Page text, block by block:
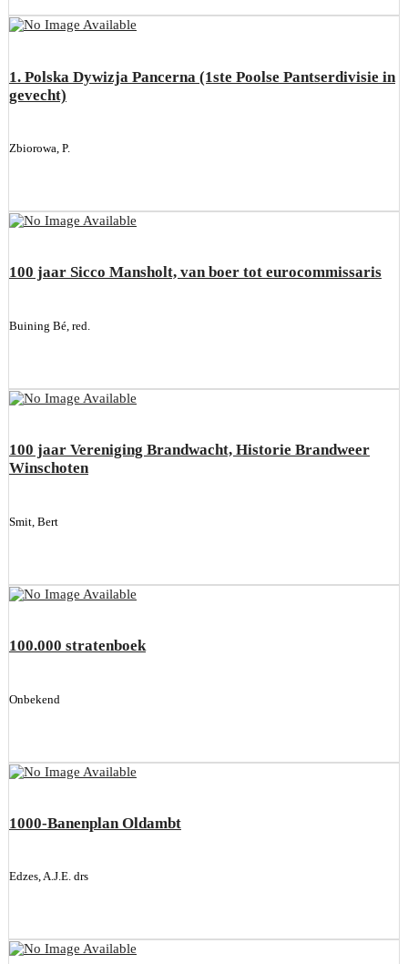
1. Polska Dywizja Pancerna (1ste Poolse Pantserdivisie in
gevecht)
Zbiorowa, P.
100 jaar Sicco Mansholt, van boer tot eurocommissaris
Buining Bé, red.
100 jaar Vereniging Brandwacht, Historie Brandweer
Winschoten
Smit, Bert
100.000 stratenboek
Onbekend
1000-Banenplan Oldambt
Edzes, A.J.E. drs